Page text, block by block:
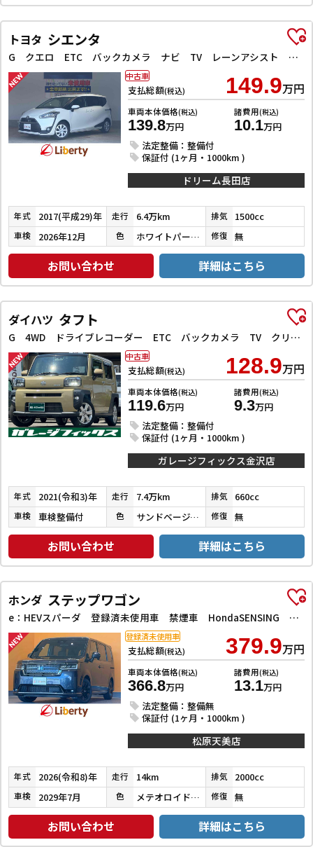
トヨタ シエンタ
G クエロ ETC バックカメラ ナビ TV レーンアシスト 衝突被害軽減システム 両側電動スライドドア オートマチックハイビーム オートライト LEDヘッドランプ スマートキー アイドリングストップ
支払総額(税込) 149.9万円
車両本体価格(税込)
139.8万円
諸費用(税込)
10.1万円
法定整備：整備付
保証付 (1ヶ月・1000km )
中古車
ドリーム長田店
年式 2017(平成29)年 走行 6.4万km 排気 1500cc
車検 2026年12月 色 ホワイトパールクリスタルシャイン 修復 無
お問い合わせ 詳細はこちら
ダイハツ タフト
G 4WD ドライブレコーダー ETC バックカメラ TV クリアランスソナー レーンアシスト 衝突被害軽減システム オートライト LEDヘッドランプ ヘッドライトウォッシャー スマートキー
支払総額(税込) 128.9万円
車両本体価格(税込)
119.6万円
諸費用(税込)
9.3万円
法定整備：整備付
保証付 (1ヶ月・1000km )
中古車
ガレージフィックス金沢店
年式 2021(令和3)年 走行 7.4万km 排気 660cc
車検 車検整備付 色 サンドベージュメタリック 修復 無
お問い合わせ 詳細はこちら
ホンダ ステップワゴン
e：HEVスパーダ 登録済未使用車 禁煙車 HondaSENSING 両側自動ドア アダプティブクルーズコントロール 電子パーキング パワーバックドア アダプティブクルーズコントロール ブラインドスポットモニター
支払総額(税込) 379.9万円
車両本体価格(税込)
366.8万円
諸費用(税込)
13.1万円
法定整備：整備無
保証付 (1ヶ月・1000km )
登録済未使用車
松原天美店
年式 2026(令和8)年 走行 14km 排気 2000cc
車検 2029年7月 色 メテオロイドグレーメタリック 修復 無
お問い合わせ 詳細はこちら